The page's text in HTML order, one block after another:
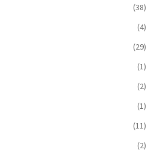
(38)
(4)
(29)
(1)
(2)
(1)
(11)
(2)